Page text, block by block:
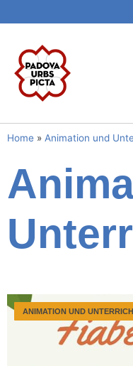
Home » Animation und
ANIMATION UND